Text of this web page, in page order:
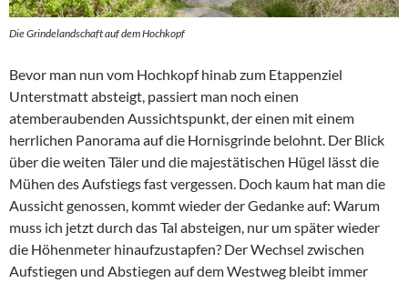
Die Grindelandschaft auf dem Hochkopf
Bevor man nun vom Hochkopf hinab zum Etappenziel
Unterstmatt absteigt, passiert man noch einen
atemberaubenden Aussichtspunkt, der einen mit einem
herrlichen Panorama auf die Hornisgrinde belohnt. Der Blick
über die weiten Täler und die majestätischen Hügel lässt die
Mühen des Aufstiegs fast vergessen. Doch kaum hat man die
Aussicht genossen, kommt wieder der Gedanke auf: Warum
muss ich jetzt durch das Tal absteigen, nur um später wieder
die Höhenmeter hinaufzustapfen? Der Wechsel zwischen
Aufstiegen und Abstiegen auf dem Westweg bleibt immer